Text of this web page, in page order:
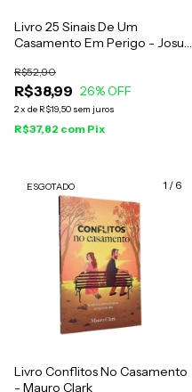
Livro 25 Sinais De Um
Casamento Em Perigo - Josué
R$38,99
R$52,90
26% OFF
2x de R$19,50 sem juros
R$37,82 com Pix
1 / 6
ESGOTADO
Livro Conflitos No Casamento
- Mauro Clark